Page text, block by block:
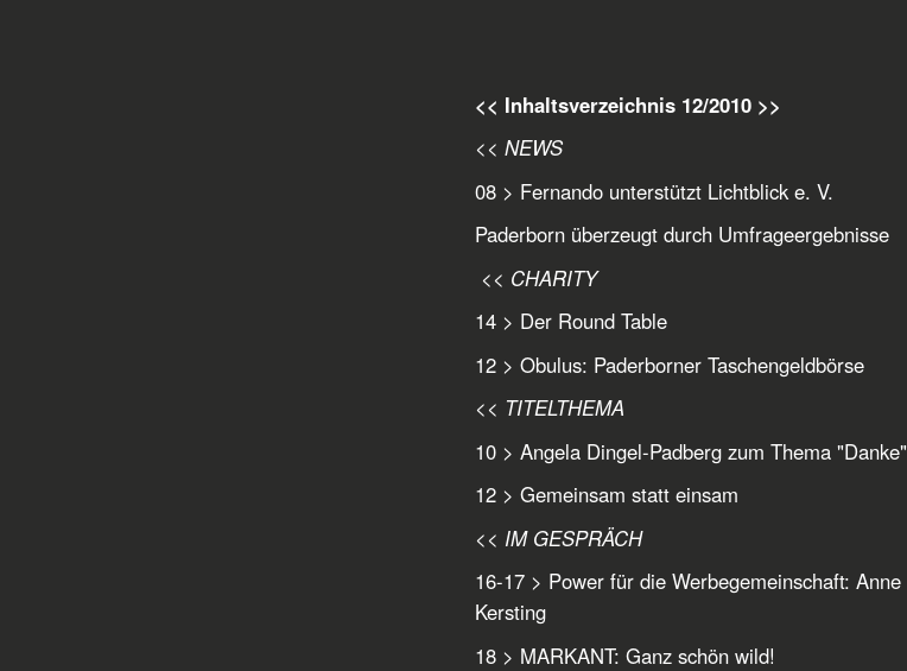
<< Inhaltsverzeichnis 12/2010 >>
<< NEWS
08 > Fernando unterstützt Lichtblick e. V.
Paderborn überzeugt durch Umfrageergebnisse
<< CHARITY
14 > Der Round Table
12 > Obulus: Paderborner Taschengeldbörse
<< TITELTHEMA
10 > Angela Dingel-Padberg zum Thema "Danke"
12 > Gemeinsam statt einsam
<< IM GESPRÄCH
16-17 > Power für die Werbegemeinschaft: Anne
Kersting
18 > MARKANT: Ganz schön wild!